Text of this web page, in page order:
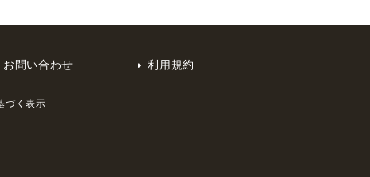
お問い合わせ 利用規約
づく表示